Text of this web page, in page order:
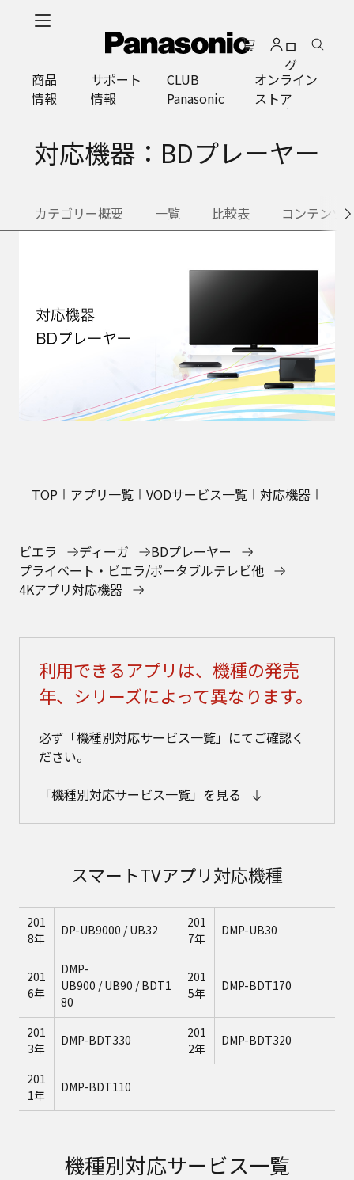
プ
ロ
グ
イ
ン
商品
情報
サポート
情報
CLUB
Panasonic
オンライン
ストア
対応機器：BDプレーヤー
カテゴリー概要 一覧 比較表 コンテンツ
TOP アプリ一覧 VODサービス一覧 対応機器
ビエラ ディーガ
BDプレーヤー
プライベート・ビエラ/ポータブルテレビ他
4Kアプリ対応機器
利用できるアプリは、機種の発売
年、シリーズによって異なります。
必ず「機種別対応サービス一覧」にてご確認く
ださい。
「機種別対応サービス一覧」を見る
スマートTVアプリ対応機種
201
8年
DP-UB9000 / UB32
201
7年
DMP-UB30
201
6年
DMP-
UB900 / UB90 / BDT1
80
201
5年
DMP-BDT170
201
3年
DMP-BDT330
201
2年
DMP-BDT320
201
1年
DMP-BDT110
機種別対応サービス一覧